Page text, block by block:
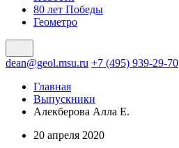
80 лет Победы
Геометро
dean@geol.msu.ru +7 (495) 939-29-70
Главная
Выпускники
Алекберова Алла Е.
20 апреля 2020